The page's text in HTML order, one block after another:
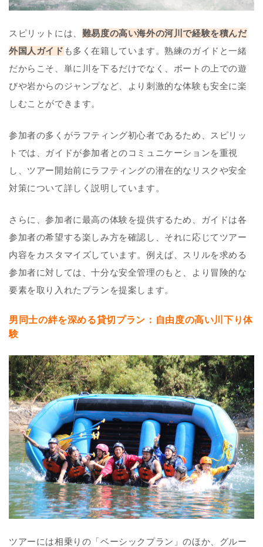
スピリットには、 難易度の高い海外の河川で経験を積んだ
外国人ガイド も多く在籍しています。熟練のガイドと一緒
だからこそ、単に川を下るだけでなく、ボートの上での遊
びや岩からのジャンプなど、より刺激的な体験も安全に楽
しむことができます。
参加者の多くがラフティング初心者であるため、スピリッ
トでは、ガイドが参加者とのコミュニケーションを重視
し、ツアー開始前にラフティングの潜在的なリスクや安全
対策について詳しく説明しています。
さらに、参加者に最高の体験を提供するため、ガイドは各
参加者の希望する楽しみ方を確認し、それに応じてツアー
内容をカスタマイズしています。例えば、スリルを求める
参加者に対しては、十分な安全管理のもと、より冒険的な
要素を取り入れたプランを提案します。
男同士の絆を深める貸切プラン：自由度の高い川下り体
験
ツアーには相乗りの「ベーシックプラン」のほか、グルー